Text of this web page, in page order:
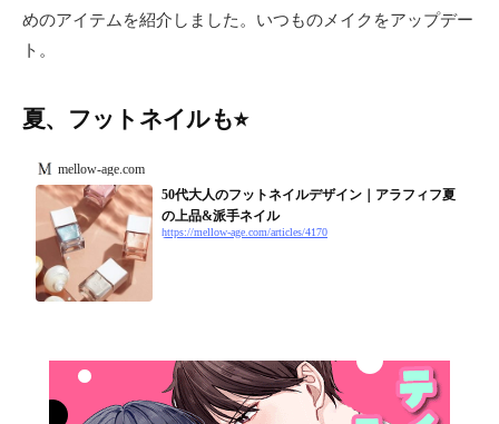
めのアイテムを紹介しました。いつものメイクをアップデー
ト。
夏、フットネイルも⭐︎
mellow-age.com
50代大人のフットネイルデザイン｜アラフィフ夏
の上品&派手ネイル
https://mellow-age.com/articles/4170